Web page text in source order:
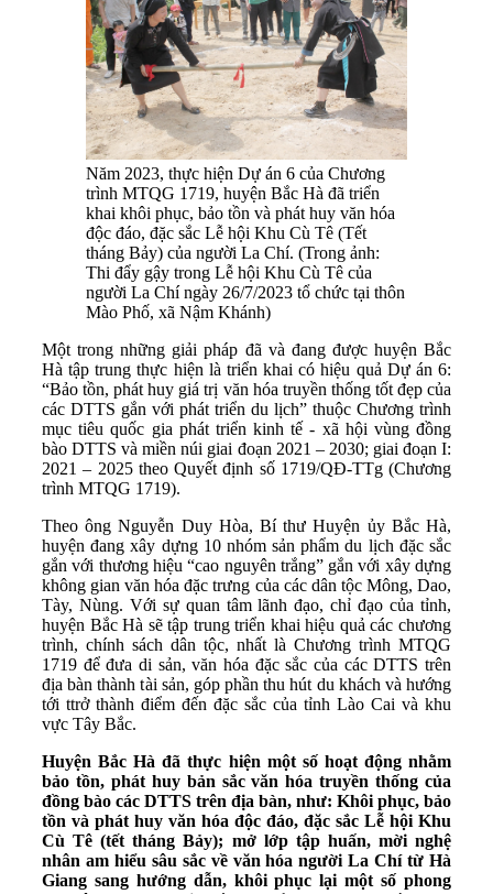
Năm 2023, thực hiện Dự án 6 của Chương
trình MTQG 1719, huyện Bắc Hà đã triển
khai khôi phục, bảo tồn và phát huy văn hóa
độc đáo, đặc sắc Lễ hội Khu Cù Tê (Tết
tháng Bảy) của người La Chí. (Trong ảnh:
Thi đẩy gậy trong Lễ hội Khu Cù Tê của
người La Chí ngày 26/7/2023 tổ chức tại thôn
Mào Phố, xã Nậm Khánh)
Một trong những giải pháp đã và đang được huyện Bắc
Hà tập trung thực hiện là triển khai có hiệu quả Dự án 6:
“Bảo tồn, phát huy giá trị văn hóa truyền thống tốt đẹp của
các DTTS gắn với phát triển du lịch” thuộc Chương trình
mục tiêu quốc gia phát triển kinh tế - xã hội vùng đồng
bào DTTS và miền núi giai đoạn 2021 – 2030; giai đoạn I:
2021 – 2025 theo Quyết định số 1719/QĐ-TTg (Chương
trình MTQG 1719).
Theo ông Nguyễn Duy Hòa, Bí thư Huyện ủy Bắc Hà,
huyện đang xây dựng 10 nhóm sản phẩm du lịch đặc sắc
gắn với thương hiệu “cao nguyên trắng” gắn với xây dựng
không gian văn hóa đặc trưng của các dân tộc Mông, Dao,
Tày, Nùng. Với sự quan tâm lãnh đạo, chỉ đạo của tỉnh,
huyện Bắc Hà sẽ tập trung triển khai hiệu quả các chương
trình, chính sách dân tộc, nhất là Chương trình MTQG
1719 để đưa di sản, văn hóa đặc sắc của các DTTS trên
địa bàn thành tài sản, góp phần thu hút du khách và hướng
tới ttrở thành điểm đến đặc sắc của tỉnh Lào Cai và khu
vực Tây Bắc.
Huyện Bắc Hà đã thực hiện một số hoạt động nhằm
bảo tồn, phát huy bản sắc văn hóa truyền thống của
đồng bào các DTTS trên địa bàn, như: Khôi phục, bảo
tồn và phát huy văn hóa độc đáo, đặc sắc Lễ hội Khu
Cù Tê (tết tháng Bảy); mở lớp tập huấn, mời nghệ
nhân am hiểu sâu sắc về văn hóa người La Chí từ Hà
Giang sang hướng dẫn, khôi phục lại một số phong